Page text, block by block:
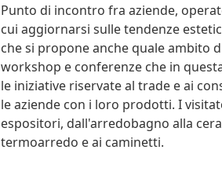
Punto di incontro fra aziende,
cui aggiornarsi sulle tendenze
che si propone anche quale ambito
workshop e conferenze che in
le iniziative riservate al trade e ai
le aziende con i loro prodotti. I
espositori, dall'arredobagno alla
termoarredo e ai caminetti.